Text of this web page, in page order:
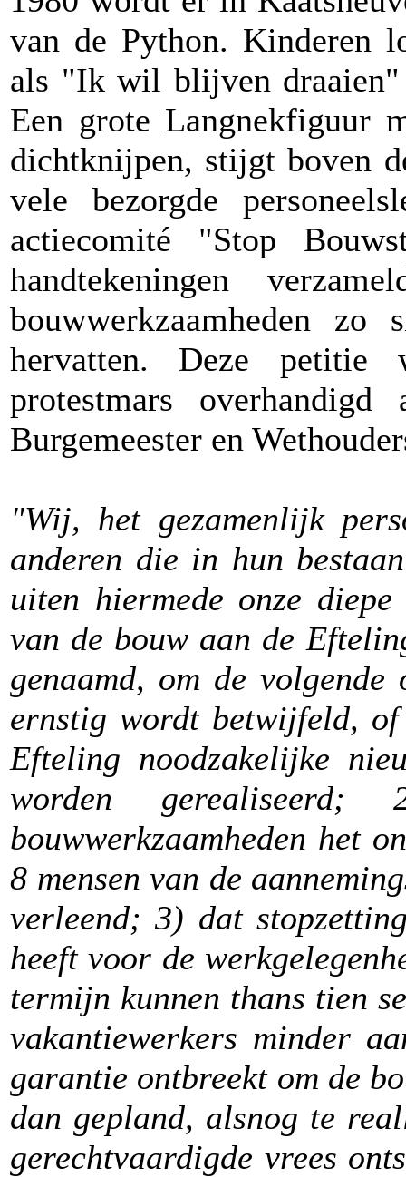
van de Python. Kinderen
als "Ik wil blijven
Een grote Langnekfiguur
dichtknijpen, stijgt boven
vele bezorgde
actiecomité "Stop
handtekeningen
bouwwerkzaamheden
hervatten. Deze
protestmars
Burgemeester en
"Wij, het gezamenlijk
anderen die in hun
uiten hiermede onze
van de bouw aan de
genaamd, om de volgende
ernstig wordt betwijfeld,
Efteling noodzakelijke
worden
bouwwerkzaamheden het
8 mensen van de
verleend; 3) dat
heeft voor de
termijn kunnen thans tien
vakantiewerkers minder
garantie ontbreekt om de
dan gepland, alsnog te
gerechtvaardigde vrees